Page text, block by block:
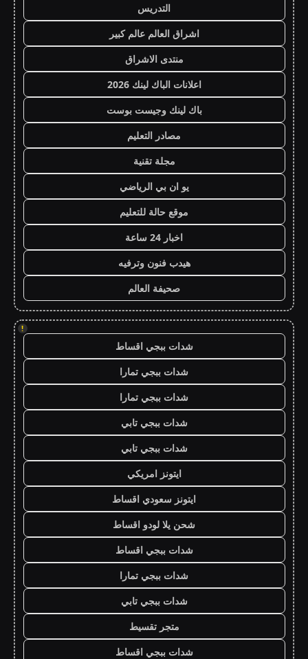
التدريس
اشراق العالم عالم كبير
منتدى الاشراق
اعلانات الباك لينك 2026
باك لينك وجيست بوست
مصادر التعليم
مجلة تقنية
يو ان بي الرياضي
موقع حالة للتعليم
اخبار 24 ساعة
هيدب فنون وترفيه
صحيفة العالم
!
شدات ببجي اقساط
شدات ببجي تمارا
شدات ببجي تمارا
شدات ببجي تابي
شدات ببجي تابي
ايتونز امريكي
ايتونز سعودي اقساط
شحن يلا لودو اقساط
شدات ببجي اقساط
شدات ببجي تمارا
شدات ببجي تابي
متجر تقسيط
شدات ببجي اقساط